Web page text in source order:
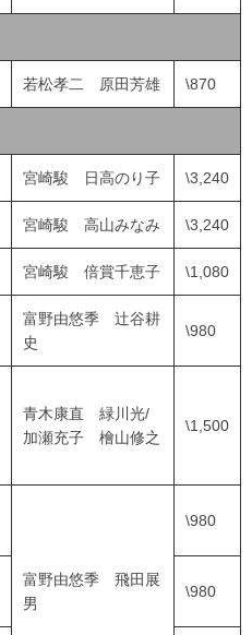
若松孝二 原田芳雄 \870
宮崎駿 日高のり子 \3,240
宮崎駿 高山みなみ \3,240
宮崎駿 倍賞千恵子 \1,080
富野由悠季 辻谷耕
史
\980
青木康直 緑川光/
加瀬充子 檜山修之
\1,500
富野由悠季 飛田展
男
\980
\980